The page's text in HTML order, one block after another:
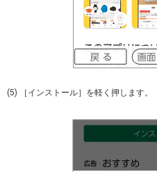
(5) ［インストール］を軽く押します。